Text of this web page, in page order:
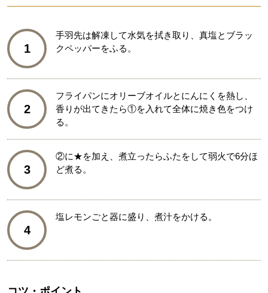
1
手羽先は解凍して水気を拭き取り、真塩とブラッ
クペッパーをふる。
2
フライパンにオリーブオイルとにんにくを熱し、
香りが出てきたら①を入れて全体に焼き色をつけ
る。
3
②に★を加え、煮立ったらふたをして弱火で6分ほ
ど煮る。
4
塩レモンごと器に盛り、煮汁をかける。